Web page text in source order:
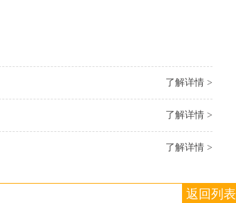
了解详情 >
了解详情 >
了解详情 >
返回列表